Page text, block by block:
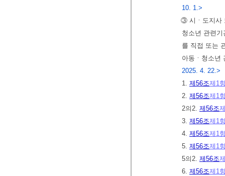
10. 1.>
③ 시ㆍ도지사
청소년 관련
를 직접 또는
아동ㆍ청소년
2025. 4. 22.>
1. 제56조제1
2. 제56조제1
2의2. 제56조
3. 제56조제1
4. 제56조제1
5. 제56조제1
5의2. 제56조
6. 제56조제1